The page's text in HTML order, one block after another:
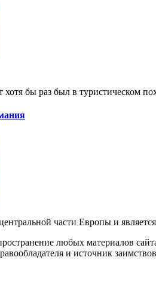
бы раз был в туристическом
части Европы и
любых материалов
и источник